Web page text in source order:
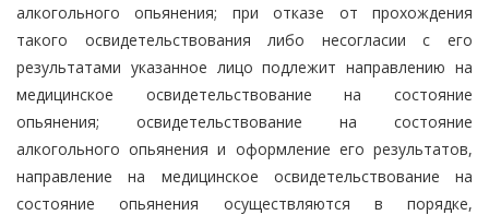
алкогольного опьянения; при отказе от прохождения
такого освидетельствования либо несогласии с его
результатами указанное лицо подлежит направлению на
медицинское освидетельствование на состояние
опьянения; освидетельствование на состояние
алкогольного опьянения и оформление его результатов,
направление на медицинское освидетельствование на
состояние опьянения осуществляются в порядке,